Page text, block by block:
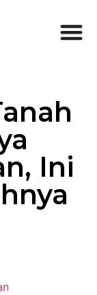
Ini